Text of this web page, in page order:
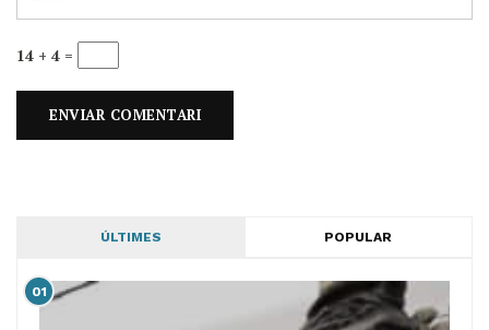
14 + 4 =
ÚLTIMES POPULAR
01